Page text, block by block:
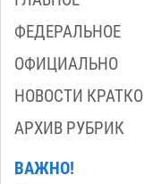
ФЕДЕРАЛЬНОЕ
ОФИЦИАЛЬНО
НОВОСТИ КРАТКО
АРХИВ РУБРИК
ВАЖНО!